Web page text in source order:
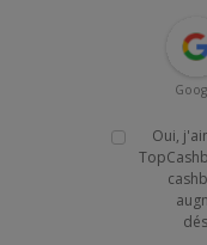
Oui,